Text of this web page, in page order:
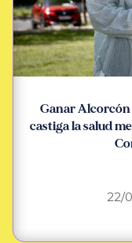
Ganar Alcorcón
castiga la salud
22/